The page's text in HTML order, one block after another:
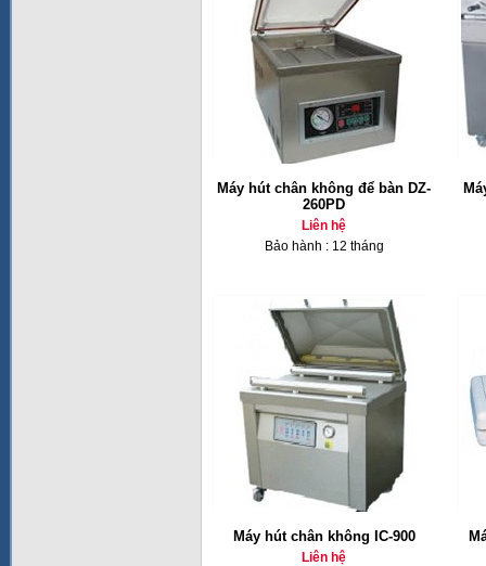
Máy hút chân không để bàn DZ-
260PD
Liên hệ
Bảo hành : 12 tháng
Máy hút chân không IC-900
Liên hệ